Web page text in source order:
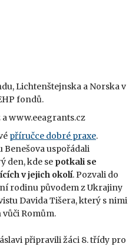
Lichtenštejnska a Norska v
fondů.
www.eeagrants.cz
příručce dobré praxe.
Benešova uspořádali
den, kde se potkali se
v jejich okolí. Pozvali do
rodinu původem z Ukrajiny
Davida Tišera, který s nimi
Romům.
připravili žáci 8. třídy pro